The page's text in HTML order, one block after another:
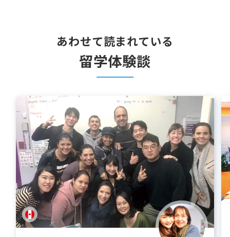
あわせて読まれている
留学体験談